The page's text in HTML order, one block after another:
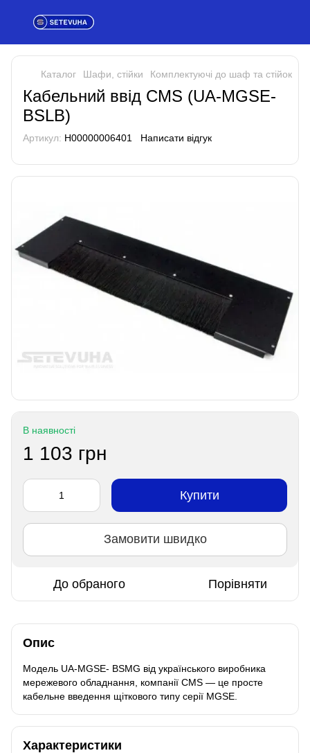
Каталог Шафи, стійки Комплектуючі до шаф та стійок
Кабельний ввід CMS (UA-MGSE-
BSLB)
Артикул: H00000006401 Написати відгук
В наявності
1 103 грн
Купити
Замовити швидко
До обраного Порівняти
Опис
Модель UA-MGSE- BSMG від українського виробника
мережевого обладнання, компанії CMS — це просте
кабельне введення щіткового типу серії MGSE.
Характеристики